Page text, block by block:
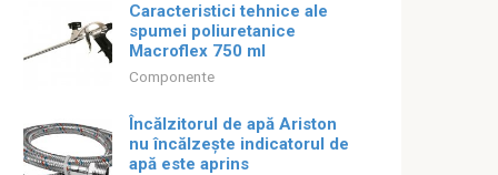
Caracteristici tehnice ale
spumei poliuretanice
Macroflex 750 ml
Componente
Încălzitorul de apă Ariston
nu încălzește indicatorul de
apă este aprins